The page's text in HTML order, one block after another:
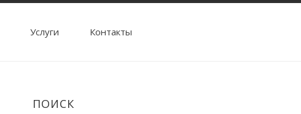
Услуги Контакты
ПОИСК